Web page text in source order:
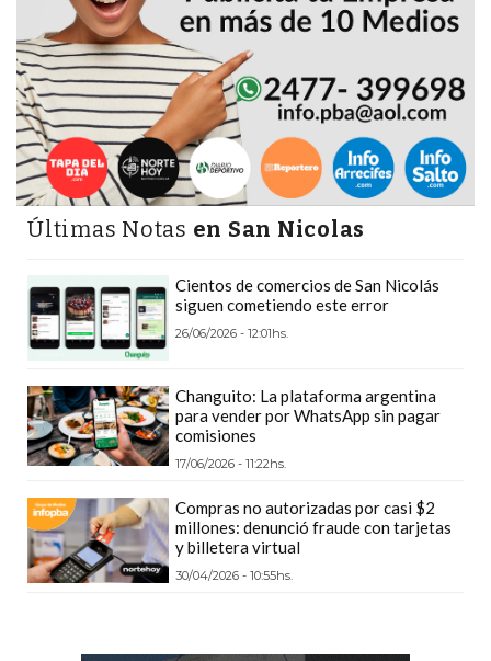
PERGAMINO:
DÓNDE
COMPRAR
EL
MEJOR
GIMNASIO
DE
PERGAMINO
ONLINE
GRATIS
SUPLEMENTOS
DEPORTIVOS
EN
PERGAMINO:
COMPRAR
PROTEÍNA,
CREATINA
Últimas Notas en San Nicolas
Cientos de comercios de San Nicolás
siguen cometiendo este error
26/06/2026 - 12:01hs.
Changuito: La plataforma argentina
para vender por WhatsApp sin pagar
comisiones
17/06/2026 - 11:22hs.
Compras no autorizadas por casi $2
millones: denunció fraude con tarjetas
y billetera virtual
30/04/2026 - 10:55hs.